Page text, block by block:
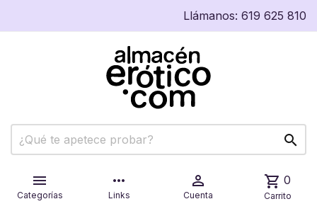
Llámanos: 619 625 810


Categorías
more_horiz
Links

Cuenta
shopping_cart 0
Carrito